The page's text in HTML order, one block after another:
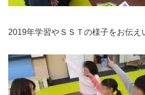
2019年学習やＳＳＴの様子をお伝え